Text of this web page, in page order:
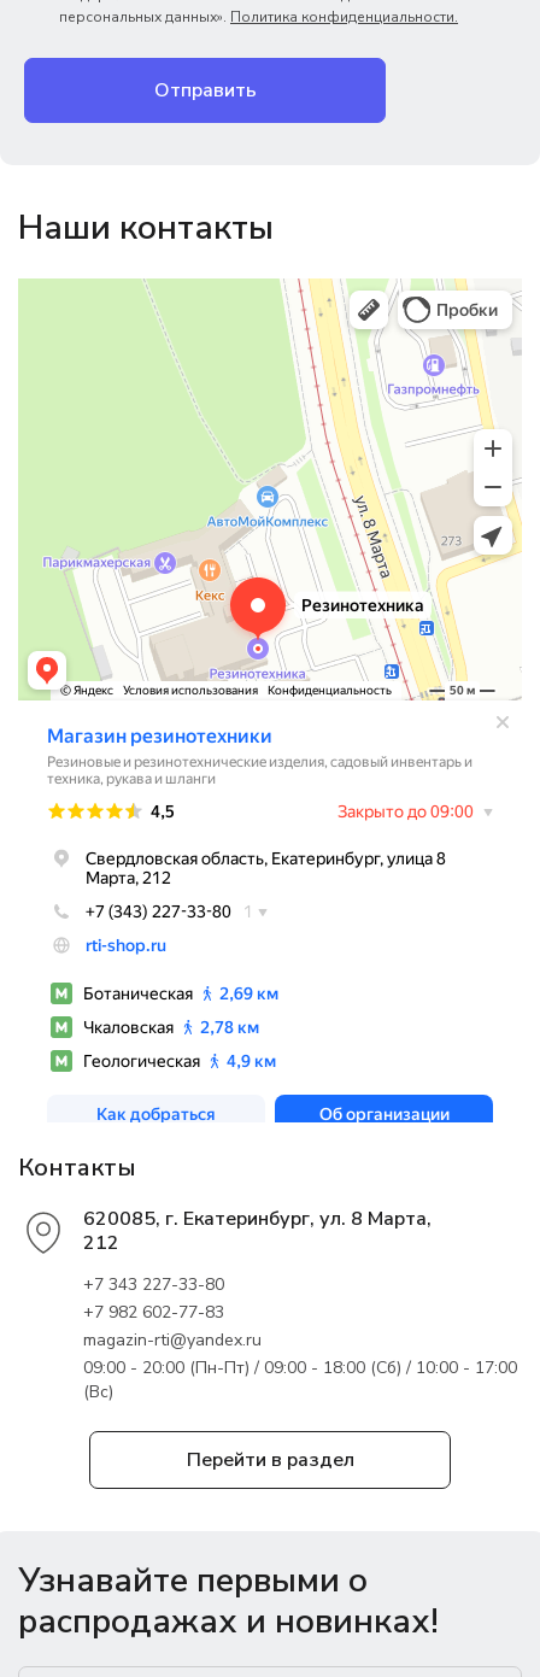
персональных данных». Политика конфиденциальности.
Отправить
Наши контакты
Перейти в раздел
Магазин резинотехники
Резиновые и резинотехнические изделия в Екатеринбурге
Садовый инвентарь и техника в Екатеринбурге
Контакты
620085, г. Екатеринбург, ул. 8 Марта,
212
+7 343 227-33-80
+7 982 602-77-83
magazin-rti@yandex.ru
09:00 - 20:00 (Пн-Пт) / 09:00 - 18:00 (Сб) / 10:00 - 17:00
(Вс)
Узнавайте первыми о
распродажах и новинках!